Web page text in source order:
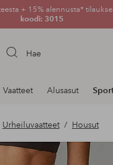
+ 15% alennusta*
koodi: 3015
Hae
Vaatteet Alusasut
Urheiluvaatteet Housut